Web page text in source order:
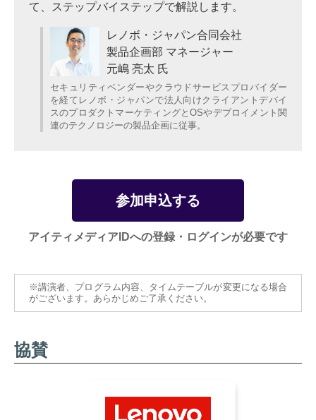
て、ステップバイステップで解説します。
レノボ・ジャパン合同会社
製品企画部 マネージャー
元嶋 亮太 氏
セキュリティベンダーやクラウドサービスプロバイダー
を経てレノボ・ジャパンで法人向けクライアントデバイ
スのプロダクトマーケティングとOSやデプロイメント関
連のテクノロジーの製品企画に従事。
参加申込する
アイティメディアIDへの登録・ログインが必要です
※講演者、プログラム内容、タイムテーブルが変更になる場合
がございます。あらかじめご了承ください。
協賛